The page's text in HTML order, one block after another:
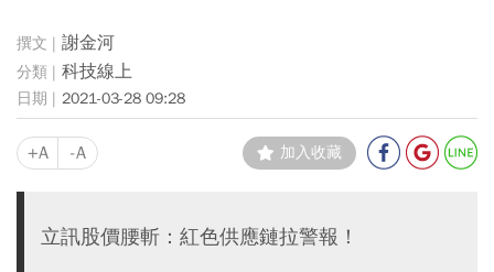
謝金河
科技線上
2021-03-28 09:28
+A -A 加入收藏
立訊股價腰斬：紅色供應鏈拉警報！